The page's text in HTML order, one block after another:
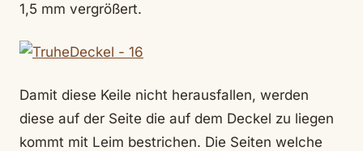
1,5 mm vergrößert.
Damit diese Keile nicht herausfallen, werden
diese auf der Seite die auf dem Deckel zu liegen
kommt mit Leim bestrichen. Die Seiten welche